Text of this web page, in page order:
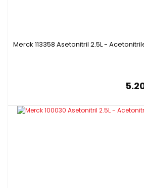
Merck 113358 Asetonitril 2.5L -